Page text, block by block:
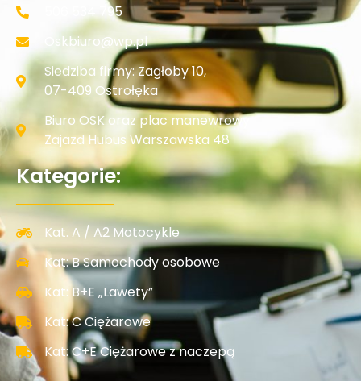
506 534 795
Oskbiuro@wp.pl
Siedziba firmy: Zagłoby 10,
07-409 Ostrołęka
Biuro OSK oraz plac manewrowy:
Zajazd Hubus Warszawska 48
Kategorie:
Kat. A / A2 Motocykle
Kat: B Samochody osobowe
Kat: B+E „Lawety”
Kat: C Ciężarowe
Kat: C+E Ciężarowe z naczepą